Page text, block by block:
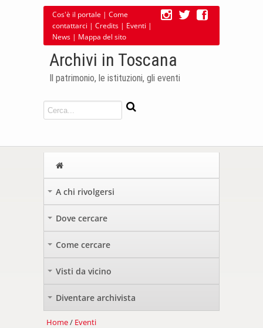
Cos'è il portale | Come
contattarci | Credits | Eventi |
News | Mappa del sito
Archivi in Toscana
Il patrimonio, le istituzioni, gli eventi
A chi rivolgersi
Dove cercare
Come cercare
Visti da vicino
Diventare archivista
Home/ Eventi